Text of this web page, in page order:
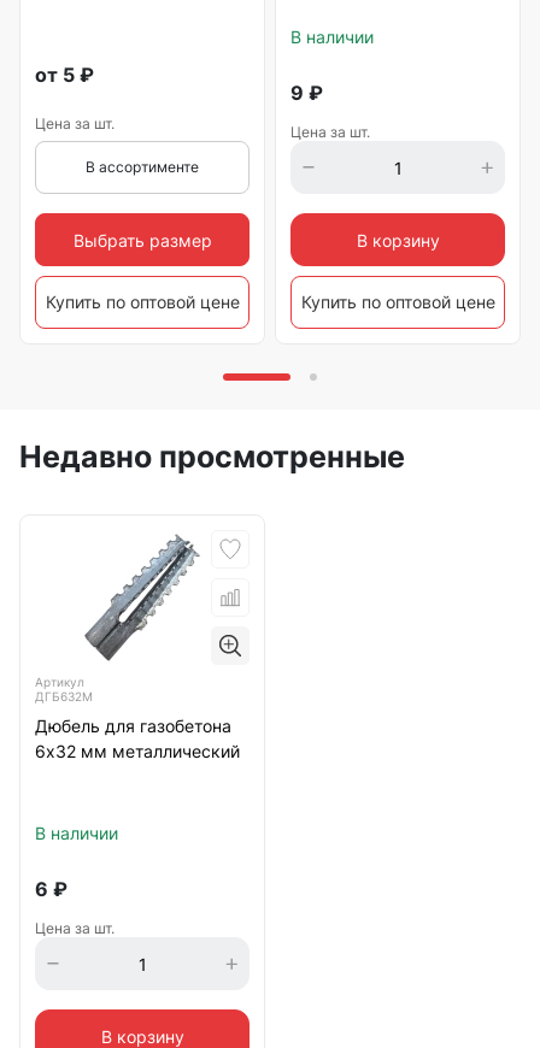
от 5 ₽
Цена за шт.
В ассортименте
Выбрать размер
Купить по оптовой цене
В наличии
9 ₽
Цена за шт.
В корзину
Купить по оптовой цене
Недавно просмотренные
Артикул
ДГБ632М
Дюбель для газобетона
6х32 мм металлический
В наличии
6 ₽
Цена за шт.
В корзину